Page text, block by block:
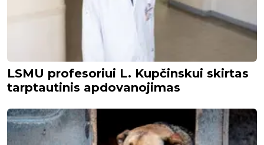
LSMU profesoriui L. Kupčinskui skirtas
tarptautinis apdovanojimas